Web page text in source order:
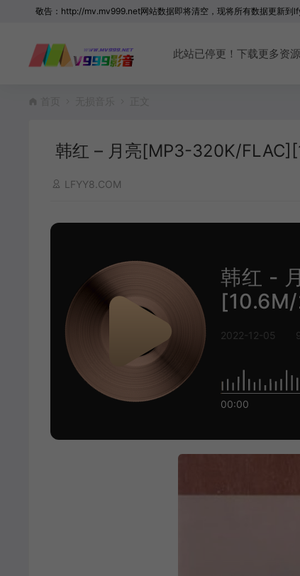
敬告：http://mv.mv999.net网站数据即将清空，现将所有数据更新到
此站已停更！下载更多资
韩红 – 月亮[MP3-320K/
LFYY8.COM
韩红 -
2022-12-05
00:00